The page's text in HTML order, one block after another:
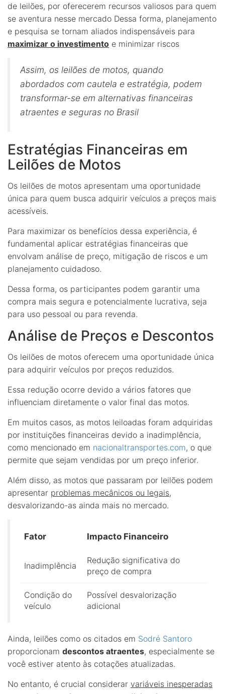
de leilões, por oferecerem recursos valiosos para quem
se aventura nesse mercado Dessa forma, planejamento
e pesquisa se tornam aliados indispensáveis para
maximizar o investimento e minimizar riscos
Assim, os leilões de motos, quando
abordados com cautela e estratégia, podem
transformar-se em alternativas financeiras
atraentes e seguras no Brasil
Estratégias Financeiras em
Leilões de Motos
Os leilões de motos apresentam uma oportunidade
única para quem busca adquirir veículos a preços mais
acessíveis.
Para maximizar os benefícios dessa experiência, é
fundamental aplicar estratégias financeiras que
envolvam análise de preço, mitigação de riscos e um
planejamento cuidadoso.
Dessa forma, os participantes podem garantir uma
compra mais segura e potencialmente lucrativa, seja
para uso pessoal ou para revenda.
Análise de Preços e Descontos
Os leilões de motos oferecem uma oportunidade única
para adquirir veículos por preços reduzidos.
Essa redução ocorre devido a vários fatores que
influenciam diretamente o valor final das motos.
Em muitos casos, as motos leiloadas foram adquiridas
por instituições financeiras devido a inadimplência,
como mencionado em nacionaltransportes.com, o que
permite que sejam vendidas por um preço inferior.
Além disso, as motos que passaram por leilões podem
apresentar problemas mecânicos ou legais,
desvalorizando-as ainda mais no mercado.
Fator Impacto Financeiro
Inadimplência
Redução significativa do
preço de compra
Condição do
veículo
Possível desvalorização
adicional
Ainda, leilões como os citados em Sodré Santoro
proporcionam descontos atraentes, especialmente se
você estiver atento às cotações atualizadas.
No entanto, é crucial considerar variáveis inesperadas